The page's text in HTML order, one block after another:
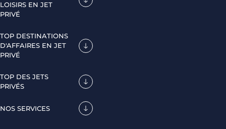
LOISIRS EN JET
PRIVÉ
TOP DESTINATIONS
D'AFFAIRES EN JET
PRIVÉ
TOP DES JETS
PRIVÉS
NOS SERVICES